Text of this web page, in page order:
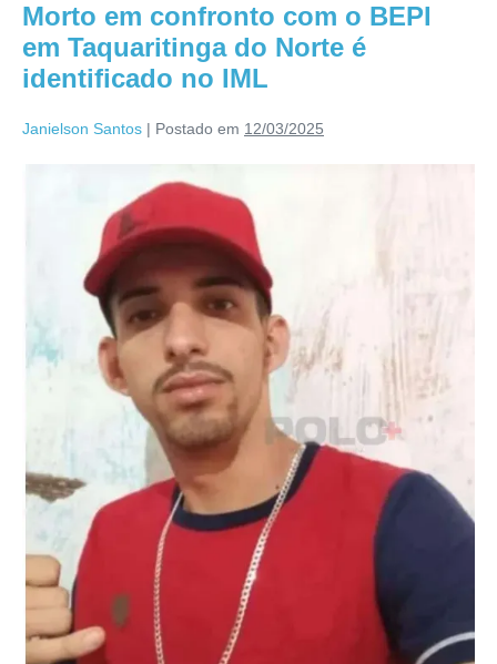
Morto em confronto com o BEPI
em Taquaritinga do Norte é
identificado no IML
Janielson Santos | Postado em 12/03/2025